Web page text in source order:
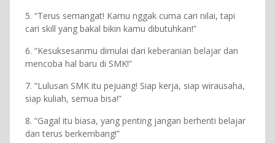
5. “Terus semangat! Kamu nggak cuma cari nilai, tapi
cari skill yang bakal bikin kamu dibutuhkan!”
6. “Kesuksesanmu dimulai dari keberanian belajar dan
mencoba hal baru di SMK!”
7. “Lulusan SMK itu pejuang! Siap kerja, siap wirausaha,
siap kuliah, semua bisa!”
8. “Gagal itu biasa, yang penting jangan berhenti belajar
dan terus berkembang!”